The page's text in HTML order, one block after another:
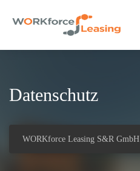
Datenschutz
WORKforce Leasing S&R GmbH